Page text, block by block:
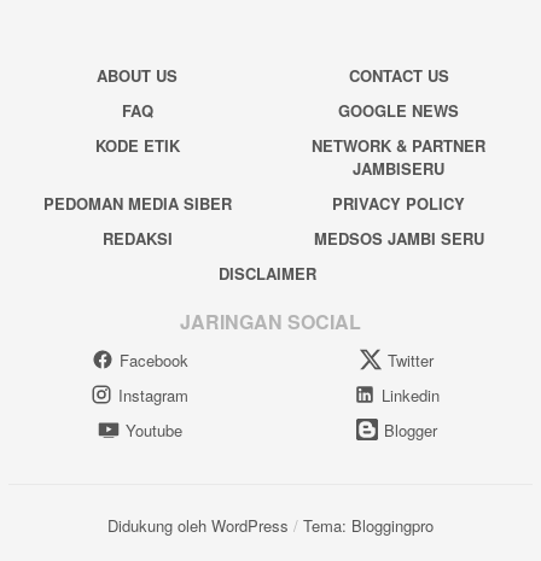
ABOUT US
CONTACT US
FAQ
GOOGLE NEWS
KODE ETIK
NETWORK & PARTNER
JAMBISERU
PEDOMAN MEDIA SIBER
PRIVACY POLICY
REDAKSI
MEDSOS JAMBI SERU
DISCLAIMER
JARINGAN SOCIAL
Facebook
Twitter
Instagram
Linkedin
Youtube
Blogger
Didukung oleh WordPress / Tema: Bloggingpro